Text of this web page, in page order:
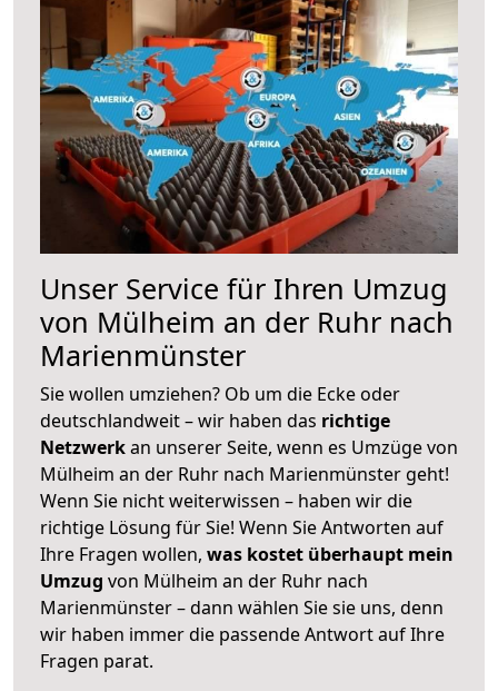
Unser Service für Ihren Umzug
von Mülheim an der Ruhr nach
Marienmünster
Sie wollen umziehen? Ob um die Ecke oder
deutschlandweit – wir haben das richtige
Netzwerkan unserer Seite, wenn es Umzüge von
Mülheim an der Ruhr nach Marienmünster geht!
Wenn Sie nicht weiterwissen – haben wir die
richtige Lösung für Sie! Wenn Sie Antworten auf
Ihre Fragen wollen, was kostet überhaupt mein
Umzug von Mülheim an der Ruhr nach
Marienmünster – dann wählen Sie sie uns, denn
wir haben immer die passende Antwort auf Ihre
Fragen parat.